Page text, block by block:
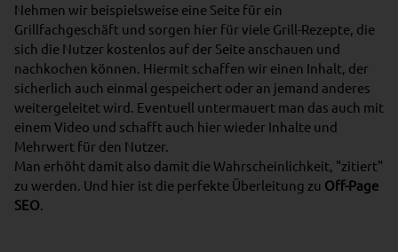
Nehmen wir beispielsweise eine Seite für ein
Grillfachgeschäft und sorgen hier für viele Grill-Rezepte, die
sich die Nutzer kostenlos auf der Seite anschauen und
nachkochen können. Hiermit schaffen wir einen Inhalt, der
sicherlich auch einmal gespeichert oder an jemand anderes
weitergeleitet wird. Eventuell untermauert man das auch mit
einem Video und schafft auch hier wieder Inhalte und
Mehrwert für den Nutzer.
Man erhöht damit also damit die Wahrscheinlichkeit, "zitiert"
zu werden. Und hier ist die perfekte Überleitung zu Off-Page
SEO.